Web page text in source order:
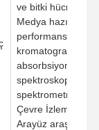
ve bitki hücresi
Medya hazırlama,
performanslı sıvı
kromatografisi,
absorbsiyon/
spektroskopisi,
spektrometresi,
Çevre İzleme,
Arayüz